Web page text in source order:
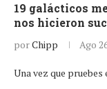
19 galácticos
nos hicieron
porChipp Ago
Una vez que pruebes